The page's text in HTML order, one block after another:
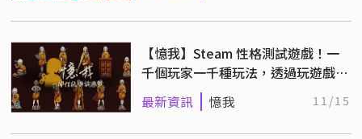
【憶我】Steam 性格測試遊戲！一
千個玩家一千種玩法，透過玩遊戲診
斷你的性格！
最新資訊 憶我 11/15